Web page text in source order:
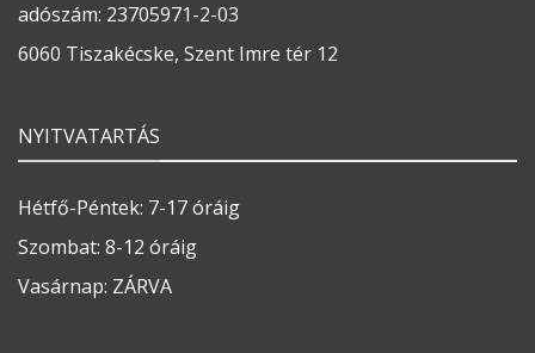
adószám: 23705971-2-03
6060 Tiszakécske, Szent Imre tér 12
NYITVATARTÁS
Hétfő-Péntek: 7-17 óráig
Szombat: 8-12 óráig
Vasárnap: ZÁRVA